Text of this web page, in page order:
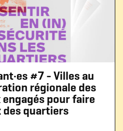
#7 - Villes au
régionale des
pour faire
des quartiers